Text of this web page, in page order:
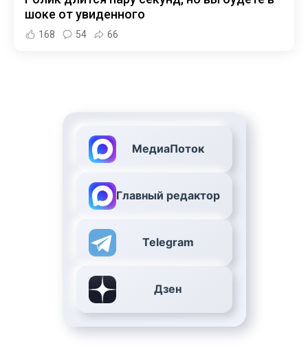
шоке от увиденного
168 54 66
МедиаПоток
Главный редактор
Telegram
Дзен